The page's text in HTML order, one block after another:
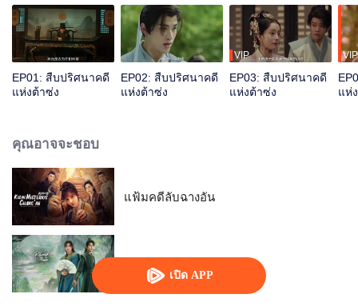
เปิด APP
EP01: สืบปริศนาคดี
แห่งต้าซ่ง
EP02: สืบปริศนาคดี
แห่งต้าซ่ง
VIP
EP03: สืบปริศนาคดี
แห่งต้าซ่ง
VIP
แห่
คุณอาจจะชอบ
แฟ้มคดีลับฉางอัน